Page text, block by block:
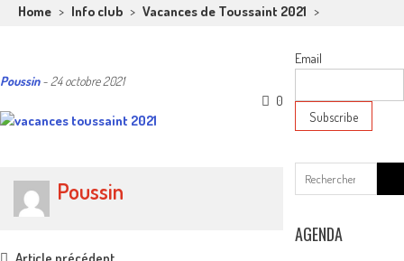
Home > Info club > Vacances de Toussaint 2021 >
Poussin - 24 octobre 2021
0
Poussin
Email
for:
AGENDA